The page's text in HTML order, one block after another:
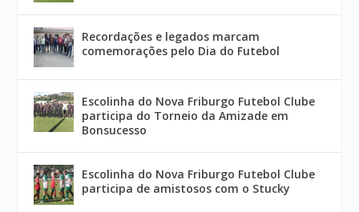
Recordações e legados marcam
comemorações pelo Dia do Futebol
Escolinha do Nova Friburgo Futebol Clube
participa do Torneio da Amizade em
Bonsucesso
Escolinha do Nova Friburgo Futebol Clube
participa de amistosos com o Stucky